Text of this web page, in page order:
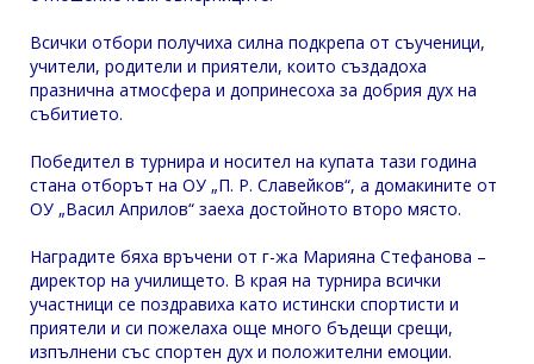
Всички отбори получиха силна подкрепа от съученици,
учители, родители и приятели, които създадоха
празнична атмосфера и допринесоха за добрия дух на
събитието.
Победител в турнира и носител на купата тази година
стана отборът на ОУ „П. Р. Славейков“, а домакините от
ОУ „Васил Априлов“ заеха достойното второ място.
Наградите бяха връчени от г-жа Марияна Стефанова –
директор на училището. В края на турнира всички
участници се поздравиха като истински спортисти и
приятели и си пожелаха още много бъдещи срещи,
изпълнени със спортен дух и положителни емоции.